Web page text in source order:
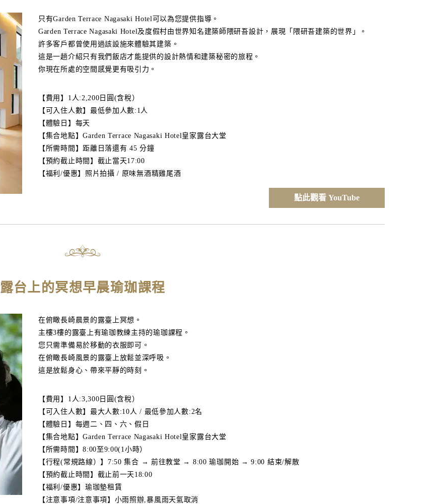
只有Garden Terrace Nagasaki Hotel可以為您提供指導。
Garden Terrace Nagasaki Hotel及度假村由世界知名建築師隈研吾設計，展現「隈研吾建築的世界」。
許多客戶都曾使用過該設施來體驗其建築。
這是一趟介紹只有我們飯店才能提供的設計熱情和建築秘密的旅程。
你現在所處的空間感覺更有吸引力。
【費用】1人:2,200日圓(含稅）
【可入住人數】最低參加人數:1人
【體驗日】每天
【集合地點】Garden Terrace Nagasaki Hotel皇家露台大堂
【所需時間】距離日落還有 45 分鐘
【預約截止時間】截止當天17:00
【福利/優惠】照片拍攝 / 原味無酒精雞尾酒
點此觀看 YouTube
露台上的冥想早晨瑜珈課程
在俯瞰長崎晨景的露臺上冥想。
主樓3樓的露臺上有瑜珈教練主持的瑜珈課程。
您只需準備易於移動的衣服即可。
在俯瞰長崎風景的露臺上放鬆並深呼吸。
這是放鬆身心、帶來平靜的時刻。
【費用】1人:3,300日圓(含稅）
【可入住人數】最大人數:10人 / 最低參加人數:2名
【體驗日】每週二、四、六、假日
【集合地點】Garden Terrace Nagasaki Hotel皇家露台大堂
【所需時間】8:00至9:00(1小時）
【行程(常規路線）】7:50 集合 → 前往教堂 → 8:00 瑜珈開始 → 9:00 結束/解散
【預約截止時間】截止前一天18:00
【福利/優惠】瑜珈墊租賃
【注意事項/注意事項】小雨照辦,暴風雨天氣取消